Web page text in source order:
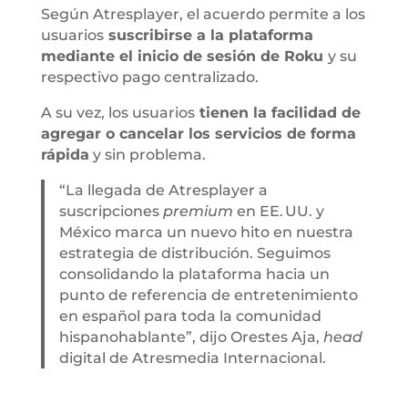
Según Atresplayer, el acuerdo permite a los
usuariossuscribirse a la plataforma
mediante el inicio de sesión de Roku y su
respectivo pago centralizado.
A su vez, los usuariostienen la facilidad de
agregar o cancelar los servicios de forma
rápida y sin problema.
“La llegada de Atresplayer a
suscripciones premium en EE. UU. y
México marca un nuevo hito en nuestra
estrategia de distribución. Seguimos
consolidando la plataforma hacia un
punto de referencia de entretenimiento
en español para toda la comunidad
hispanohablante”, dijo Orestes Aja, head
digital de Atresmedia Internacional.